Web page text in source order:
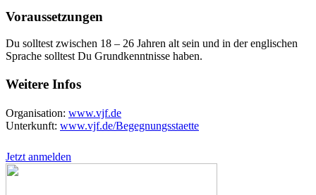
Voraussetzungen
Du solltest zwischen 18 – 26 Jahren alt sein und in der englischen
Sprache solltest Du Grundkenntnisse haben.
Weitere Infos
Organisation: www.vjf.de
Unterkunft: www.vjf.de/Begegnungsstaette
Jetzt anmelden